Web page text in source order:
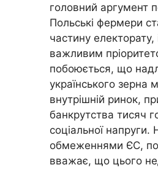
головний аргумент
Польські фермери
частину електорату,
важливим
побоюється, що
українського зерна
внутрішній ринок,
банкрутства тисяч
соціальної напруги.
обмеженнями ЄС,
вважає, що цього